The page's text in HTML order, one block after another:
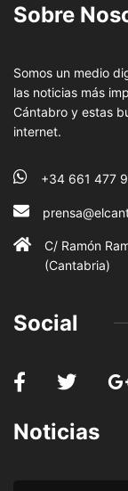
Sobre
Somos un medio
las noticias más
Cántabro y estas
internet.
+34 661 477
C/ Ramón
(Cantabria)
Social
Noticias